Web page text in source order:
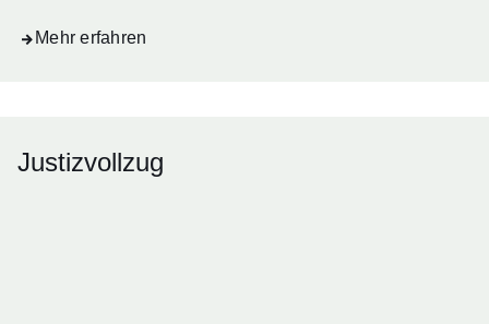
Mehr erfahren
Justizvollzug